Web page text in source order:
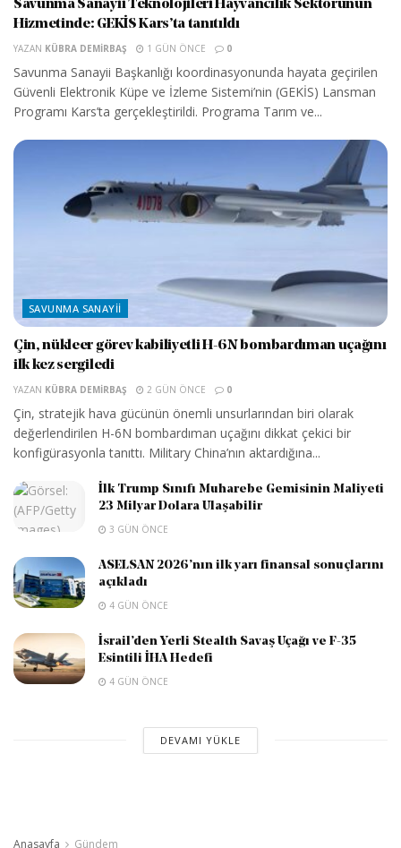
Savunma Sanayii Teknolojileri Hayvancılık Sektörünün
Hizmetinde: GEKİS Kars’ta tanıtıldı
YAZAN KÜBRA DEMIRBAŞ 1 GÜN ÖNCE 0
Savunma Sanayii Başkanlığı koordinasyonunda hayata geçirilen
Güvenli Elektronik Küpe ve İzleme Sistemi’nin (GEKİS) Lansman
Programı Kars’ta gerçekleştirildi. Programa Tarım ve...
SAVUNMA SANAYII
Çin, nükleer görev kabiliyetli H-6N bombardıman uçağını
ilk kez sergiledi
YAZAN KÜBRA DEMIRBAŞ 2 GÜN ÖNCE 0
Çin, stratejik hava gücünün önemli unsurlarından biri olarak
değerlendirilen H-6N bombardıman uçağını dikkat çekici bir
konfigürasyonla tanıttı. Military China’nın aktardığına...
İlk Trump Sınıfı Muharebe Gemisinin Maliyeti
23 Milyar Dolara Ulaşabilir
3 GÜN ÖNCE
ASELSAN 2026’nın ilk yarı finansal sonuçlarını
açıkladı
4 GÜN ÖNCE
İsrail’den Yerli Stealth Savaş Uçağı ve F-35
Esintili İHA Hedefi
4 GÜN ÖNCE
DEVAMI YÜKLE
Anasayfa Gündem